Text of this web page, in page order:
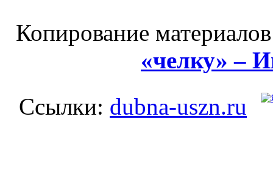
Копирование
«челку» –
Ссылки: dubna-uszn.ru